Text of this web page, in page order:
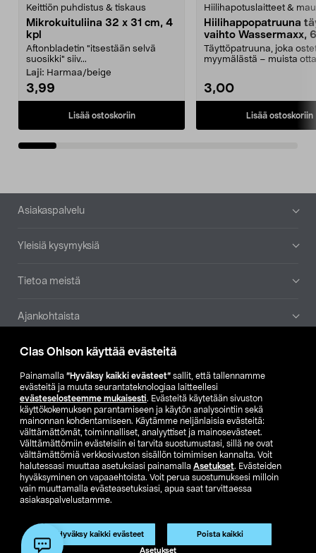
Clas Ohlson käyttää evästeitä
Painamalla ”Hyväksy kaikki evästeet” sallit, että tallennamme
evästeitä ja muuta seurantateknologiaa laitteellesi
evästeselosteemme mukaisesti. Evästeitä käytetään sivuston
käyttökokemuksen parantamiseen ja käytön analysointiin sekä
mainonnan kohdentamiseen. Käytämme neljänlaisia evästeitä:
välttämättömät, toiminnalliset, analyyttiset ja mainosevästeet.
Välttämättömiin evästeisiin ei tarvita suostumustasi, sillä ne ovat
välttämättömiä verkkosivuston sisällön toimimisen kannalta. Voit
halutessasi muuttaa asetuksiasi painamalla Asetukset. Evästeiden
hyväksyminen on vapaaehtoista. Voit perua suostumuksesi milloin
vain muuttamalla evästeasetuksiasi, apua saat tarvittaessa
asiakaspalvelustamme.
Hyväksy kaikki evästeet Poista kaikki
Asetukset
Keittiön puhdistus & tiskaus
Mikrokuituliina 32 x 31 cm, 4
kpl
Aftonbladetin "itsestään selvä
suosikki" siiv...
Laji: Harmaa/beige
3,99
Lisää ostoskoriin
Hiilihapotuslaitteet &
Hiilihappopatruuna
vaihto Wassermaxx,
Täyttöpatruuna, joka
myymälästä – muista
3,00
Lisää ostoskoriin
Alatunniste
Asiakaspalvelu
Yleisiä kysymyksiä
Tietoa meistä
Ajankohtaista
Muut yrityksemme
Etsi myymälä
SE NO FI
FI SV
Club Clas Ostoehdot
Tietosuojaseloste